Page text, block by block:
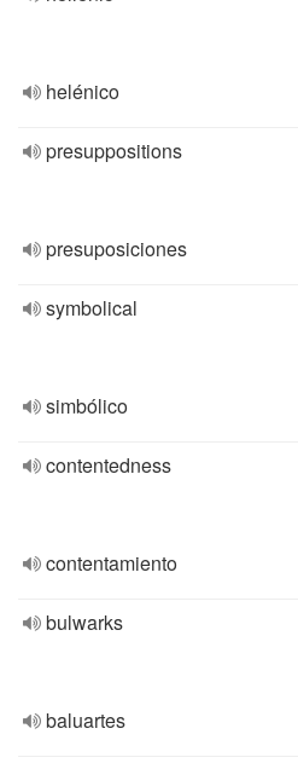
helénico
presuppositions
presuposiciones
symbolical
simbólico
contentedness
contentamiento
bulwarks
baluartes